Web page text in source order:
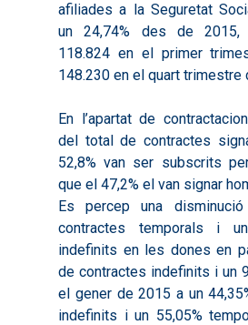
afiliades a la Seguretat
un 24,74% des de
118.824 en el primer
148.230 en el quart trimestre
En l’apartat de
del total de contractes
52,8% van ser subscrits
que el 47,2% el van signar
Es percep una
contractes temporals i
indefinits en les dones en
de contractes indefinits i un
el gener de 2015 a un
indefinits i un 55,05%